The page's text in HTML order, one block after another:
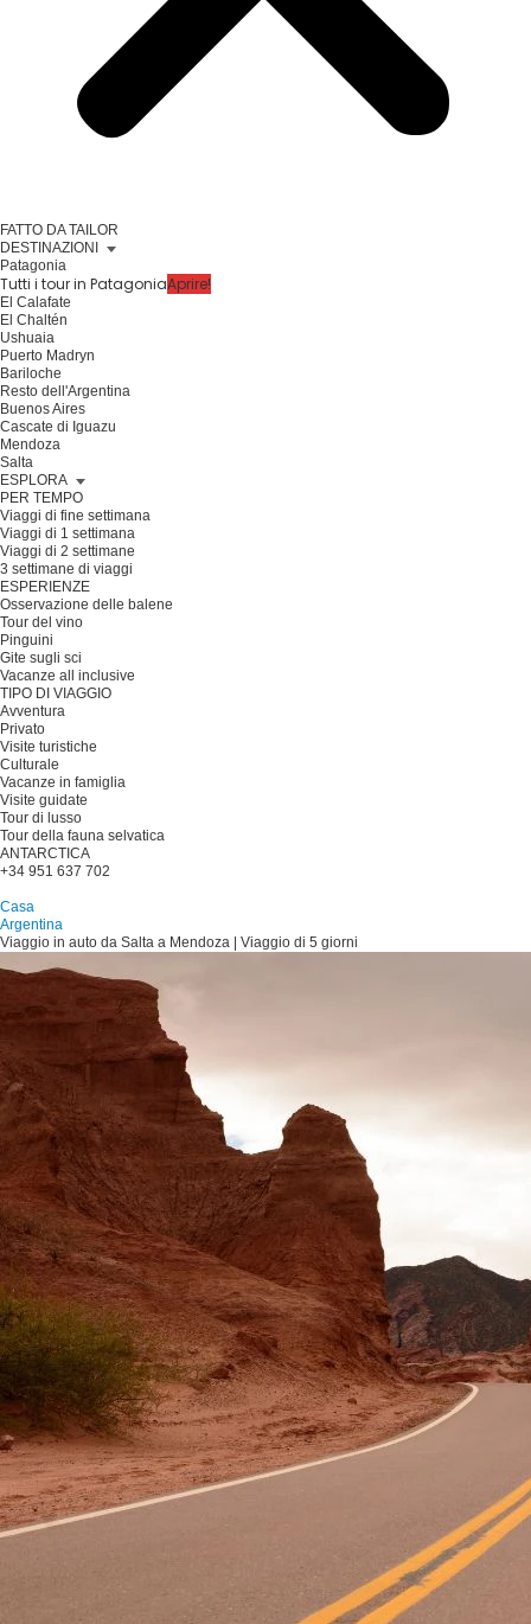
FATTO DA TAILOR
DESTINAZIONI
Patagonia
Tutti i tour in PatagoniaAprire!
El Calafate
El Chaltén
Ushuaia
Puerto Madryn
Bariloche
Resto dell'Argentina
Buenos Aires
Cascate di Iguazu
Mendoza
Salta
ESPLORA
PER TEMPO
Viaggi di fine settimana
Viaggi di 1 settimana
Viaggi di 2 settimane
3 settimane di viaggi
ESPERIENZE
Osservazione delle balene
Tour del vino
Pinguini
Gite sugli sci
Vacanze all inclusive
TIPO DI VIAGGIO
Avventura
Privato
Visite turistiche
Culturale
Vacanze in famiglia
Visite guidate
Tour di lusso
Tour della fauna selvatica
ANTARCTICA
+34 951 637 702
Casa
Argentina
Viaggio in auto da Salta a Mendoza | Viaggio di 5 giorni